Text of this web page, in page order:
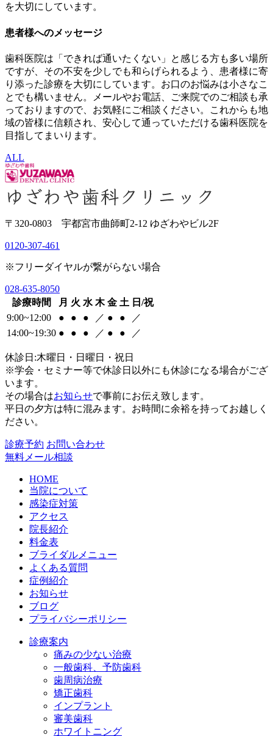
を大切にしています。
患者様へのメッセージ
歯科医院は「できれば通いたくない」と感じる方も多い場所
ですが、その不安を少しでも和らげられるよう、患者様に寄
り添った診療を大切にしています。お口のお悩みは小さなこ
とでも構いません。メールやお電話、ご来院でのご相談も承
っておりますので、お気軽にご相談ください。これからも地
域の皆様に信頼され、安心して通っていただける歯科医院を
目指してまいります。
ALL
〒320-0803 宇都宮市曲師町2-12 ゆざわやビル2F
0120-307-461
※フリーダイヤルが繋がらない場合
028-635-8050
診療時間
月 火 水 木 金 土 日/祝
9:00~12:00
● ● ● ／ ● ●
／
14:00~19:30 ● ● ● ／ ● ● ／
休診日:木曜日・日曜日・祝日
※学会・セミナー等で休診日以外にも休診になる場合がござ
います。
その場合はお知らせで事前にお伝え致します。
平日の夕方は特に混みます。お時間に余裕を持ってお越しく
ださい。
診療予約 お問い合わせ
無料メール相談
HOME
当院について
感染症対策
アクセス
院長紹介
料金表
ブライダルメニュー
よくある質問
症例紹介
お知らせ
ブログ
プライバシーポリシー
診療案内
痛みの少ない治療
一般歯科、予防歯科
歯周病治療
矯正歯科
インプラント
審美歯科
ホワイトニング